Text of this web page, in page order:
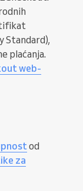
Standard),
plaćanja.
web-
od
za